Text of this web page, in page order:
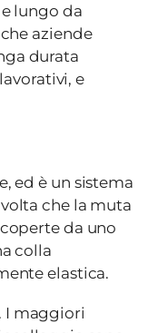
lungo da
aziende
durata
e
ed è un sistema
che la muta
da uno
colla
elastica.
I maggiori